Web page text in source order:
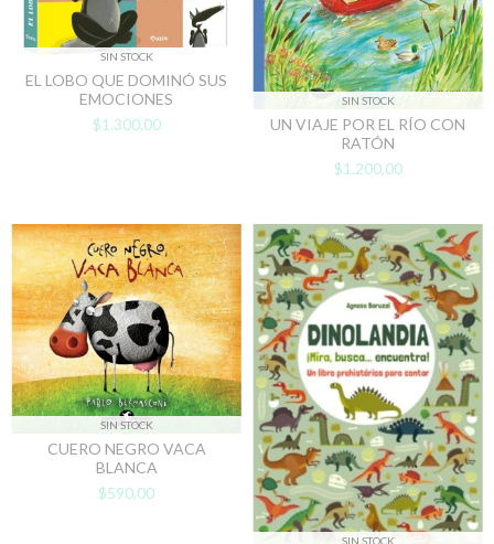
SIN STOCK
EL LOBO QUE DOMINÓ SUS
EMOCIONES
$1.300,00
SIN STOCK
UN VIAJE POR EL RÍO CON
RATÓN
$1.200,00
SIN STOCK
CUERO NEGRO VACA
BLANCA
$590,00
SIN STOCK